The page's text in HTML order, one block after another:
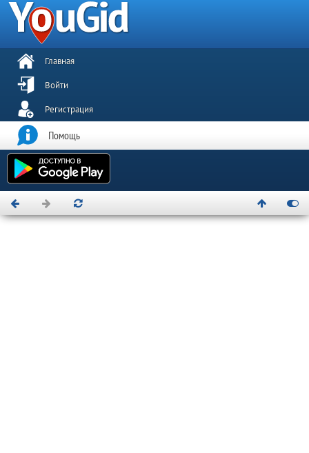
Главная
Войти
Регистрация
Помощь